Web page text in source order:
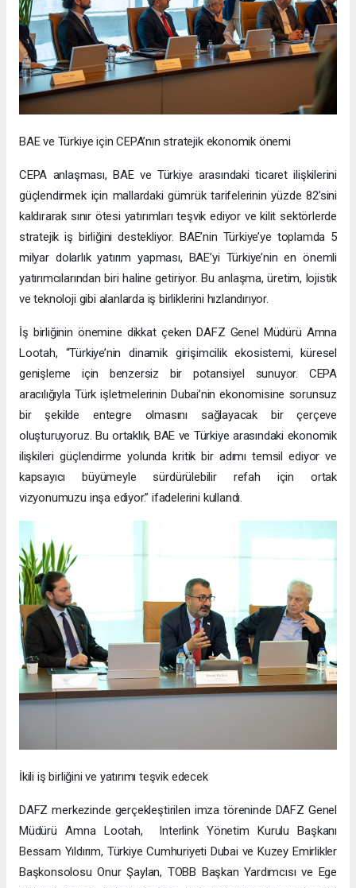
BAE ve Türkiye için CEPA’nın stratejik ekonomik önemi
CEPA anlaşması, BAE ve Türkiye arasındaki ticaret ilişkilerini
güçlendirmek için mallardaki gümrük tarifelerinin yüzde 82’sini
kaldırarak sınır ötesi yatırımları teşvik ediyor ve kilit sektörlerde
stratejik iş birliğini destekliyor. BAE’nin Türkiye’ye toplamda 5
milyar dolarlık yatırım yapması, BAE’yi Türkiye’nin en önemli
yatırımcılarından biri haline getiriyor. Bu anlaşma, üretim, lojistik
ve teknoloji gibi alanlarda iş birliklerini hızlandırıyor.
İş birliğinin önemine dikkat çeken DAFZ Genel Müdürü Amna
Lootah, “Türkiye’nin dinamik girişimcilik ekosistemi, küresel
genişleme için benzersiz bir potansiyel sunuyor. CEPA
aracılığıyla Türk işletmelerinin Dubai’nin ekonomisine sorunsuz
bir şekilde entegre olmasını sağlayacak bir çerçeve
oluşturuyoruz. Bu ortaklık, BAE ve Türkiye arasındaki ekonomik
ilişkileri güçlendirme yolunda kritik bir adımı temsil ediyor ve
kapsayıcı büyümeyle sürdürülebilir refah için ortak
vizyonumuzu inşa ediyor.” ifadelerini kullandı.
İkili iş birliğini ve yatırımı teşvik edecek
DAFZ merkezinde gerçekleştirilen imza töreninde DAFZ Genel
Müdürü Amna Lootah, Interlink Yönetim Kurulu Başkanı
Bessam Yıldırım, Türkiye Cumhuriyeti Dubai ve Kuzey Emirlikler
Başkonsolosu Onur Şaylan, TOBB Başkan Yardımcısı ve Ege